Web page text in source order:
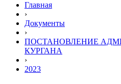
Главная
›
Документы
›
ПОСТАНОВЛЕНИЕ
КУРГАНА
›
2023